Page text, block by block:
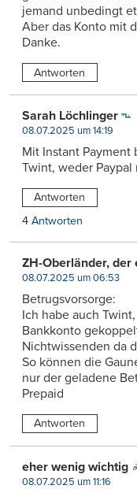
jemand unbedingt
Aber das Konto mit
Danke.
Antworten
Sarah Löchlinger
08.07.2025 um 14:19
Mit Instant Payment
Twint, weder Paypal
Antworten
4 Antworten
ZH-Oberländer, der
08.07.2025 um 06:53
Betrugsvorsorge:
Ich habe auch
Bankkonto
Nichtwissenden da
So können die
nur der geladene
Prepaid
Antworten
eher wenig wichtig
08.07.2025 um 11:16